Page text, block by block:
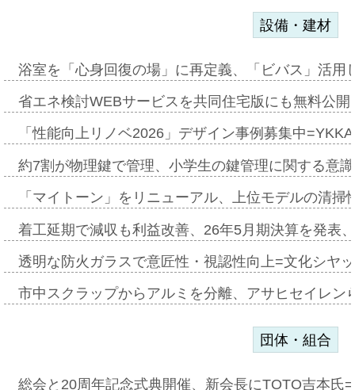
設備・建材
浴室を「心身回復の場」に再定義、「ビバス」活
省エネ検討WEBサービスを共同住宅版にも無料公
「性能向上リノベ2026」デザイン事例募集中
約7割が物理鍵で管理、小学生の鍵管理に関する意
「マイトーン」をリニューアル、上位モデルの清
着工延期で減収も利益改善、26年5月期決算を発表
透明な防火ガラスで意匠性・視認性向上=文化シヤ
市中スクラップからアルミを分離、アサヒセイレ
団体・組合
総会と20周年記念式典開催、新会長にTOTO吉本氏